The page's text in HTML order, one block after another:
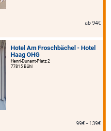
ab 94€
Hotel Am Froschbächel - Hotel
Haag OHG
Henri-Dunant-Platz 2
77815 Bühl
99€ - 139€